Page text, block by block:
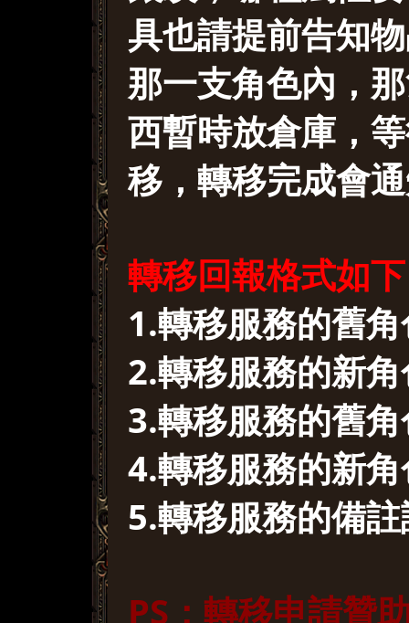
具也請提前告知
那一支角色內，
西暫時放倉庫，
移，轉移完成會
轉移回報格式如
1.轉移服務的舊
2.轉移服務的新
3.轉移服務的舊
4.轉移服務的新
5.轉移服務的備
PS：轉移申請贊